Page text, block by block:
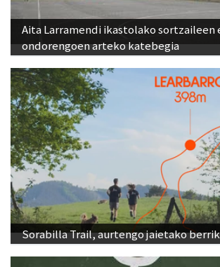
Aita Larramendi ikastolako sortzaileen
ondorengoen arteko katebegia
Sorabilla Trail, aurtengo jaietako